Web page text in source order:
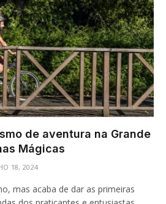
de aventura na Grande
Mágicas
18, 2024
mas acaba de dar as primeiras